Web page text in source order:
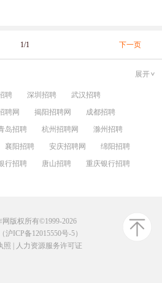
1/1 下一页
展开
聘 深圳招聘
武汉招聘
聘网 揭阳招聘网
成都招聘
岛招聘 杭州招聘网
滁州招聘
襄阳招聘 安庆招聘网
绵阳招聘
行招聘 唐山招聘
重庆银行招聘
网版权所有©1999-2026
沪ICP备12015550号-5）
照
人力资源服务许可证